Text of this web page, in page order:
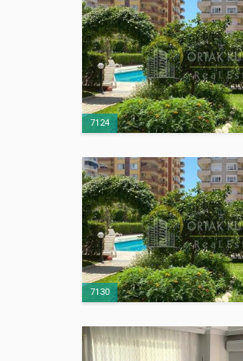
7124
7130